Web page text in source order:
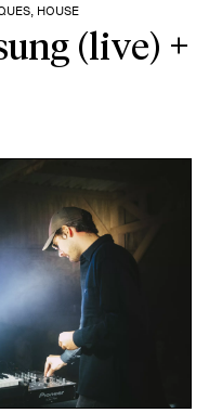
HOUSE
(live) +